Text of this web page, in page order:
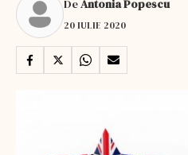
DeAntonia Popescu
20 IULIE 2020